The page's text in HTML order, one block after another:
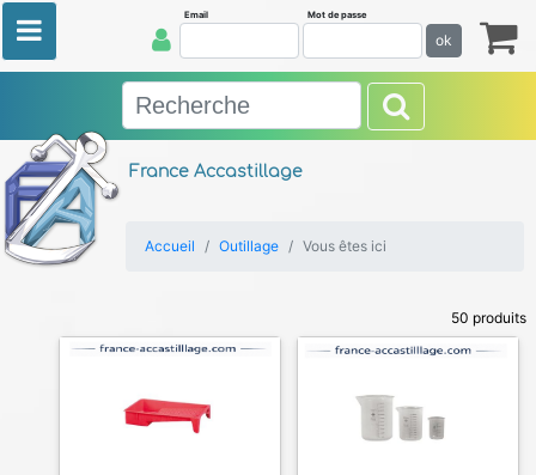
France Accastillage
Email Mot de passe
ok
Accueil Outillage Vous êtes ici
50 produits